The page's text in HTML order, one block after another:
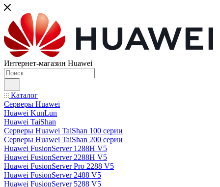
Интернет-магазин Huawei
Каталог
Серверы Huawei
Huawei KunLun
Huawei TaiShan
Серверы Huawei TaiShan 100 серии
Серверы Huawei TaiShan 200 серии
Huawei FusionServer 1288H V5
Huawei FusionServer 2288H V5
Huawei FusionServer Pro 2288 V5
Huawei FusionServer 2488 V5
Huawei FusionServer 5288 V5